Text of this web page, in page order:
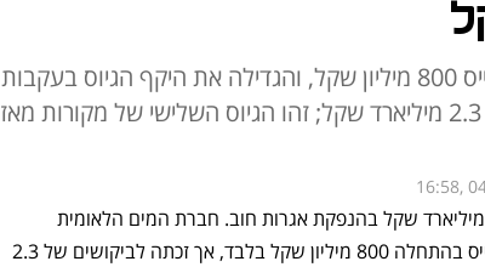
חברת המים התכוונה לגייס 800 מיליון שקל, והגדילה את היקף הגיוס בעקבות
ביקושים גבוהים יותר של 2.3 מיליארד שקל; זהו הגיוס השלישי של מקורות מאז
16:58,